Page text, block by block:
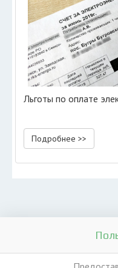
Льготы по оплате
Подробнее >>